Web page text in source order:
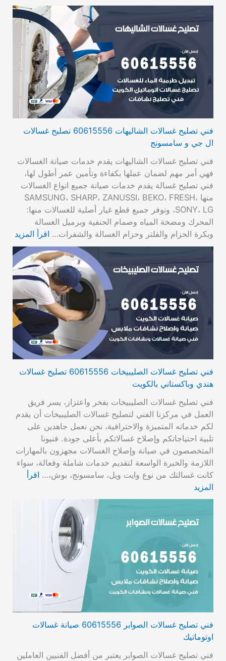
فني تصليح غسالات الشاليهات 60615556 تصليح غسالات
ال جي و سامسونج
فني تصليح غسالات الشاليهات يقدم خدمات صيانة الغسالات
فهي أمر مهم لضمان عملها بكفاءة وتأمين عمر أطول لها،
فني تصليح غسالة يقدم خدمات صيانة جميع انواع الغسالات
منها SAMSUNG، SHARP، ZANUSSI، BEKO، FRESH،
SONY، LG، ونوفر جميع قطع غيار أصلية للغسالات منها:
المحرك ومضخة المياه وصمام الحنفية وبرميل الغسالة
وبكرة الحزام والفلتر وحزام الغسالة والشفرات… اقرأ المزيد
فني تصليح غسالات الصليبيخات 60615556 تصليح غسالات
هندي وباكستاني بالكويت
فني تصليح غسالات الصليبيخات بفخر واعتزاز، يسر فريق
العمل في مركزنا الفني لتصليح غسالات الصليبيخات أن يقدم
لكم خدماته المتميزة والاحترافية، نحن نعمل جاهدين على
تلبية احتياجاتكم وإصلاح غسالاتكم بأعلى جودة. فنيونا
المتخصصون في صيانة وإصلاح الغسالات مجهزون بالمهارات
اللازمة والخبرة الواسعة لتقديم خدمات شاملة وفعالة، سواء
كانت غسالتك من نوع وايت ويل، سامسونج، بوش،… اقرأ
المزيد
فني تصليح غسالات الصوابر 60615556 صيانة غسالات
اوتوماتيك
فني تصليح غسالات الصوابر يعتبر من أفضل الفنيين العاملين